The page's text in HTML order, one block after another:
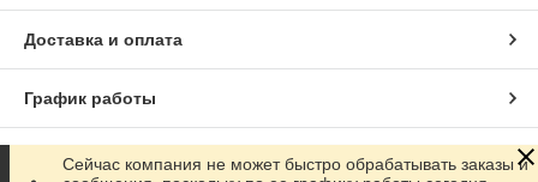
Доставка и оплата
График работы
Полная версия сайта
Сейчас компания не может быстро обрабатывать заказы и